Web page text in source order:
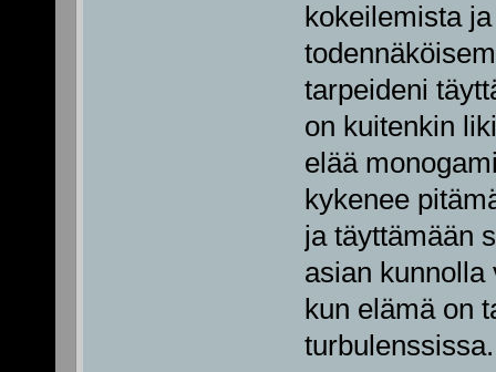
kokeilemista
tarpeideni
on kuitenkin
elää
kykenee
ja täyttämään
asian kunnolla
kun elämä on
turbulenssissa.